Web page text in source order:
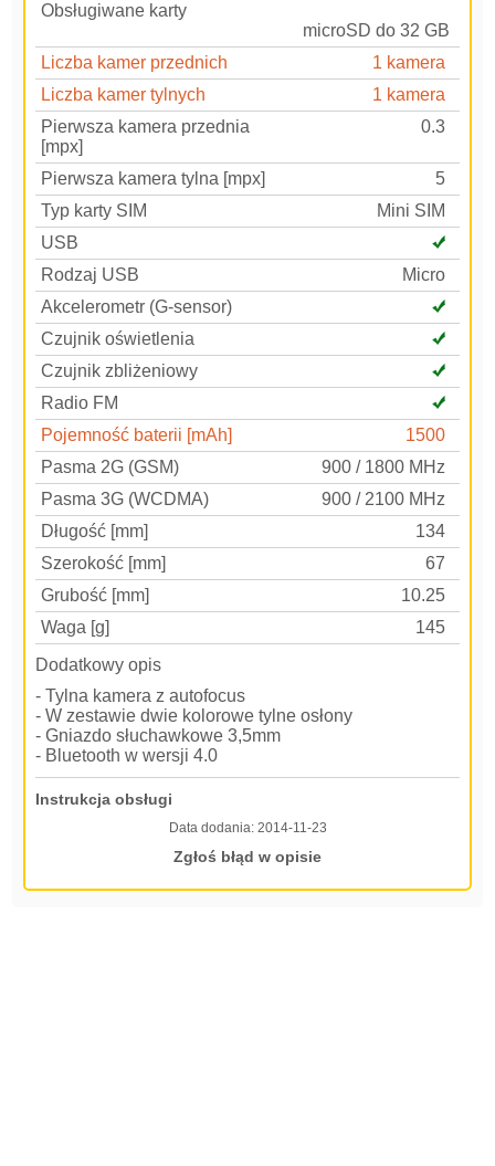
Obsługiwane karty
microSD do 32 GB
Liczba kamer przednich
1 kamera
Liczba kamer tylnych
1 kamera
Pierwsza kamera przednia
[mpx]
0.3
Pierwsza kamera tylna [mpx]
5
Typ karty SIM
Mini SIM
USB
Rodzaj USB
Micro
Akcelerometr (G-sensor)
Czujnik oświetlenia
Czujnik zbliżeniowy
Radio FM
Pojemność baterii [mAh]
1500
Pasma 2G (GSM)
900 / 1800 MHz
Pasma 3G (WCDMA)
900 / 2100 MHz
Długość [mm]
134
Szerokość [mm]
67
Grubość [mm]
10.25
Waga [g]
145
Dodatkowy opis
- Tylna kamera z autofocus
- W zestawie dwie kolorowe tylne osłony
- Gniazdo słuchawkowe 3,5mm
- Bluetooth w wersji 4.0
Instrukcja obsługi
Data dodania: 2014-11-23
Zgłoś błąd w opisie